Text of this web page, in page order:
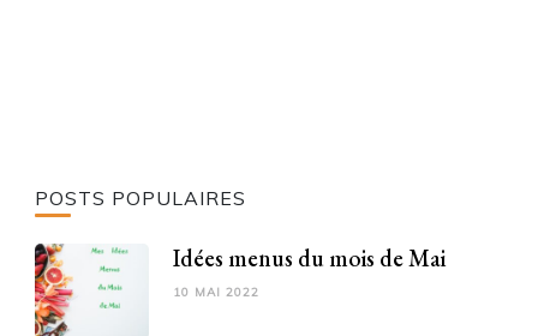
POSTS POPULAIRES
Idées menus du mois de Mai
10 MAI 2022